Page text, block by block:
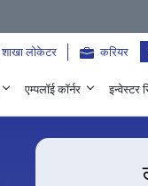
शाखा लोकेटर करियर
एम्पलॉई कॉर्नर इन्वेस्टर